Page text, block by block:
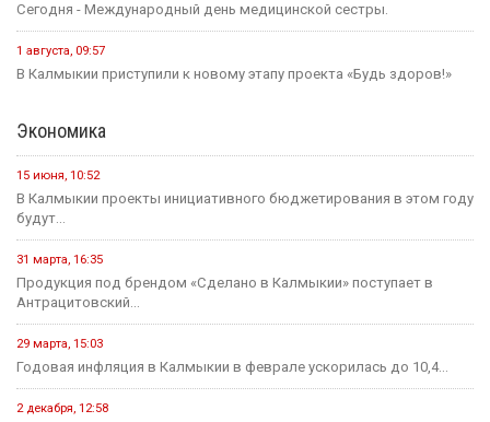
Сегодня - Международный день медицинской сестры.
1 августа, 09:57
В Калмыкии приступили к новому этапу проекта «Будь здоров!»
Экономика
15 июня, 10:52
В Калмыкии проекты инициативного бюджетирования в этом году
будут...
31 марта, 16:35
Продукция под брендом «Сделано в Калмыкии» поступает в
Антрацитовский...
29 марта, 15:03
Годовая инфляция в Калмыкии в феврале ускорилась до 10,4...
2 декабря, 12:58